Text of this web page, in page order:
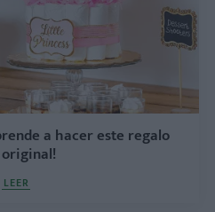
a hacer este regalo
LEER